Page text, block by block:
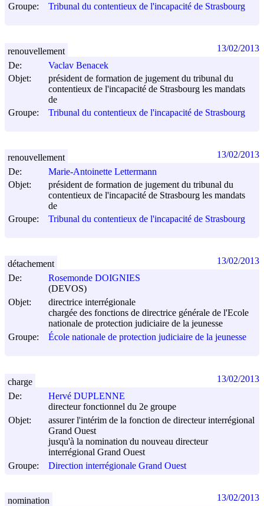
Groupe:
Tribunal du contentieux de l'incapacité de Strasbourg
De:
Vaclav Benacek
Objet:
président de formation de jugement du tribunal du
contentieux de l'incapacité de Strasbourg les mandats
de
Groupe:
Tribunal du contentieux de l'incapacité de Strasbourg
renouvellement 13/02/2013
De:
Marie-Antoinette Lettermann
Objet:
président de formation de jugement du tribunal du
contentieux de l'incapacité de Strasbourg les mandats
de
Groupe:
Tribunal du contentieux de l'incapacité de Strasbourg
renouvellement 13/02/2013
De:
Rosemonde DOIGNIES
(DEVOS)
Objet:
directrice interrégionale
chargée des fonctions de directrice générale de l'Ecole
nationale de protection judiciaire de la jeunesse
Groupe:
École nationale de protection judiciaire de la jeunesse
détachement 13/02/2013
De:
Hervé DUPLENNE
directeur fonctionnel du 2e groupe
Objet:
assurer l'intérim de la fonction de directeur interrégional
Grand Ouest
jusqu'à la nomination du nouveau directeur
interrégional Grand Ouest
Groupe:
Direction interrégionale Grand Ouest
charge 13/02/2013
nomination 13/02/2013